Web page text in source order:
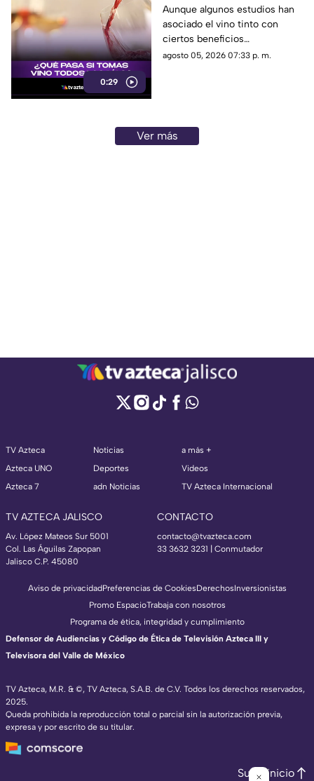
0:29
Aunque algunos estudios han
asociado el vino tinto con
ciertos beneficios
cardiovasculares, los expertos
agosto 05, 2026 07:33 p. m.
Ver más
TV Azteca
Azteca UNO
Azteca 7
Noticias
Deportes
adn Noticias
a más +
Videos
TV Azteca Internacional
TV AZTECA JALISCO
Av. López Mateos Sur 5001
Col. Las Águilas Zapopan
Jalisco C.P. 45080
CONTACTO
contacto@tvazteca.com
33 3632 3231 | Conmutador
TV Azteca, M.R. & ©, TV Azteca, S.A.B. de C.V. Todos los derechos reservados,
2025.
Queda prohibida la reproducción total o parcial sin la autorización previa,
expresa y por escrito de su titular.
Aviso de privacidadPreferencias de CookiesDerechosInversionistas
Promo EspacioTrabaja con nosotros
Programa de ética, integridad y cumplimiento
Defensor de Audiencias y Código de Ética de Televisión Azteca III y
Televisora del Valle de México
Subir inicio